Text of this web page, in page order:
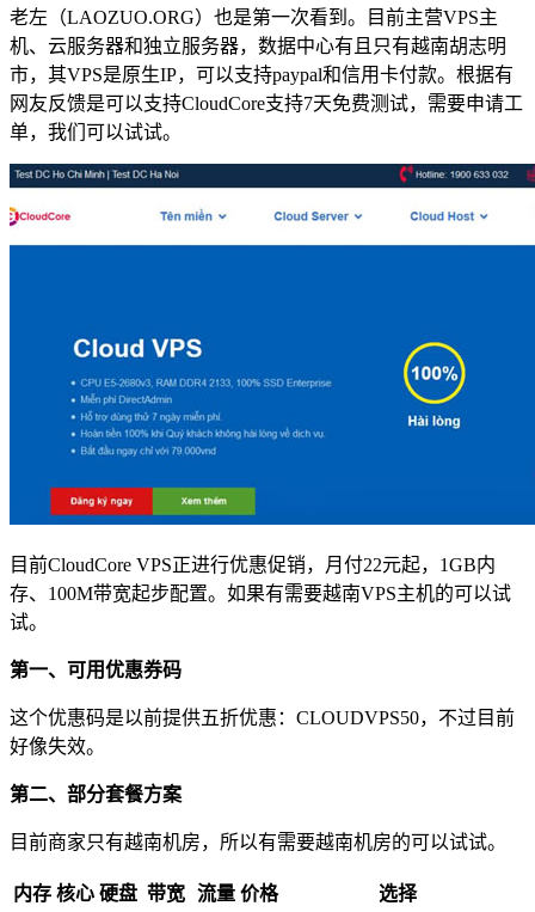
老左（LAOZUO.ORG）也是第一次看到。目前主营VPS主
机、云服务器和独立服务器，数据中心有且只有越南胡志明
市，其VPS是原生IP，可以支持paypal和信用卡付款。根据有
网友反馈是可以支持CloudCore支持7天免费测试，需要申请工
单，我们可以试试。
目前CloudCore VPS正进行优惠促销，月付22元起，1GB内
存、100M带宽起步配置。如果有需要越南VPS主机的可以试
试。
第一、可用优惠券码
这个优惠码是以前提供五折优惠：CLOUDVPS50，不过目前
好像失效。
第二、部分套餐方案
目前商家只有越南机房，所以有需要越南机房的可以试试。
内存 核心 硬盘 带宽 流量 价格
选择